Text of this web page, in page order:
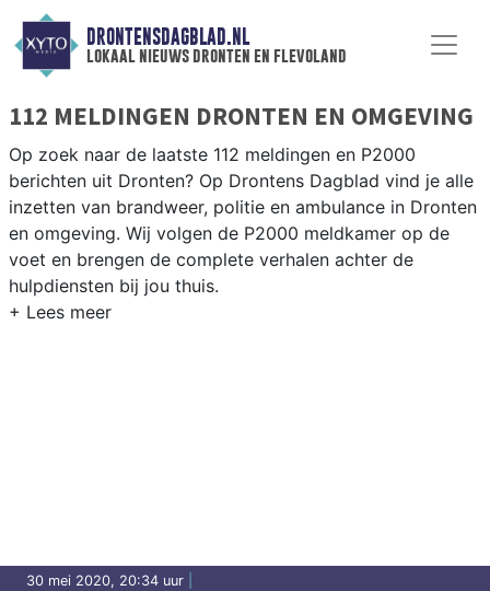
DRONTENSDAGBLAD.NL
lokaal nieuws dronten en flevoland
112 MELDINGEN DRONTEN EN OMGEVING
Op zoek naar de laatste 112 meldingen en P2000
berichten uit Dronten? Op Drontens Dagblad vind je alle
inzetten van brandweer, politie en ambulance in Dronten
en omgeving. Wij volgen de P2000 meldkamer op de
voet en brengen de complete verhalen achter de
hulpdiensten bij jou thuis.
30 mei 2020, 20:34 uur